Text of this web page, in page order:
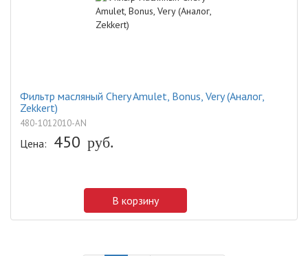
Фильтр масляный Chery Amulet, Bonus, Very (Аналог,
Zekkert)
480-1012010-AN
Цена: 450 руб.
В корзину